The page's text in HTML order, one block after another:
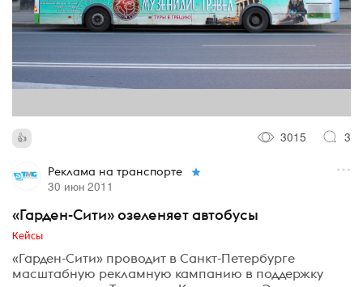
3015 3
Реклама на транспорте
30 июн 2011
«Гарден-Сити» озеленяет автобусы
Кейсы
«Гарден-Сити» проводит в Санкт-Петербурге
масштабную рекламную кампанию в поддержку